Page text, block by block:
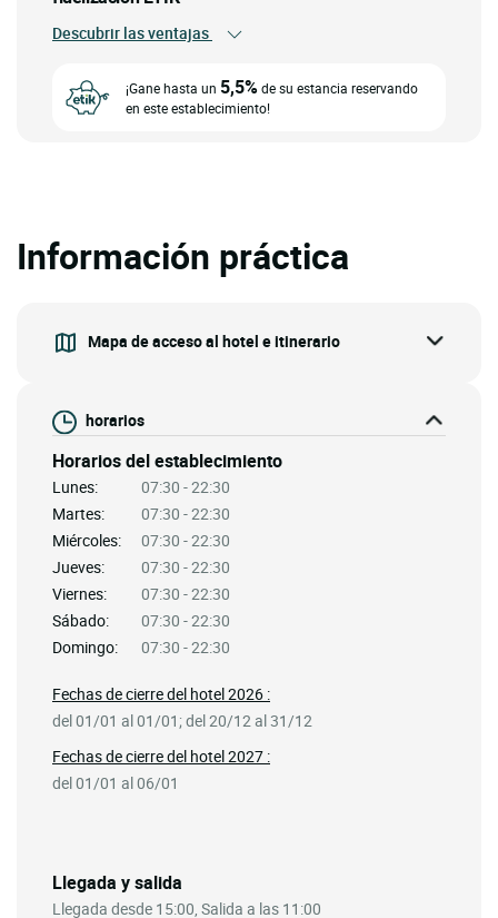
Descubrir las ventajas
¡Gane hasta un 5,5%de su estancia reservando
en este establecimiento!
Información práctica
Mapa de acceso al hotel e itinerario
horarios
Horarios del establecimiento
Lunes:
07:30 - 22:30
Martes:
07:30 - 22:30
Miércoles:
07:30 - 22:30
Jueves:
07:30 - 22:30
Viernes:
07:30 - 22:30
Sábado:
07:30 - 22:30
Domingo:
07:30 - 22:30
Llegada y salida
Llegada desde 15:00, Salida a las 11:00
Fechas de cierre del hotel 2026 :
del 01/01 al 01/01; del 20/12 al 31/12
Fechas de cierre del hotel 2027 :
del 01/01 al 06/01